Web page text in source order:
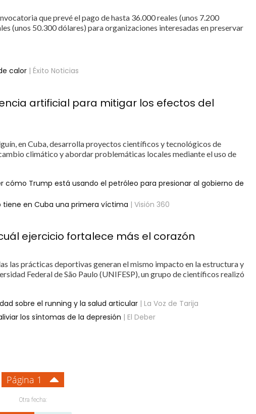
que prevé el pago de hasta 36.000 reales (unos 7.200
(unos 50.300 dólares) para organizaciones interesadas en preservar
calor | Éxito Noticias
artificial para mitigar los efectos del
en Cuba, desarrolla proyectos científicos y tecnológicos de
climático y abordar problemáticas locales mediante el uso de
cómo Trump está usando el petróleo para presionar al gobierno de
tiene en Cuba una primera víctima | Visión 360
ejercicio fortalece más el corazón
las prácticas deportivas generan el mismo impacto en la estructura y
Federal de São Paulo (UNIFESP), un grupo de científicos realizó
sobre el running y la salud articular | La Voz de Tarija
los síntomas de la depresión | El Deber
Página 1
Otra fecha: